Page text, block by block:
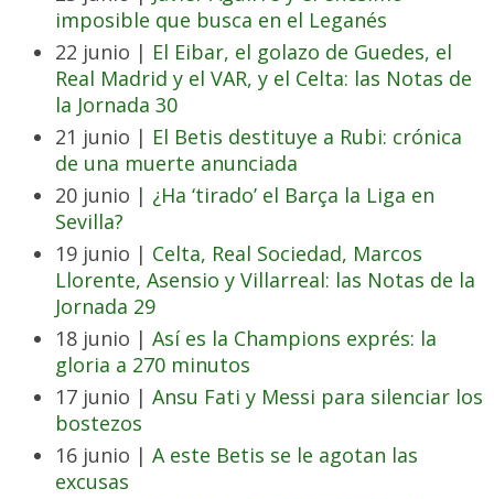
imposible que busca en el Leganés
22 junio | El Eibar, el golazo de Guedes, el
Real Madrid y el VAR, y el Celta: las Notas de
la Jornada 30
21 junio | El Betis destituye a Rubi: crónica
de una muerte anunciada
20 junio | ¿Ha ‘tirado’ el Barça la Liga en
Sevilla?
19 junio | Celta, Real Sociedad, Marcos
Llorente, Asensio y Villarreal: las Notas de la
Jornada 29
18 junio | Así es la Champions exprés: la
gloria a 270 minutos
17 junio | Ansu Fati y Messi para silenciar los
bostezos
16 junio | A este Betis se le agotan las
excusas